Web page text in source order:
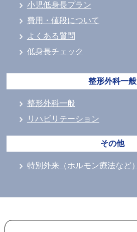
小児低身長プラン
費用・値段について
よくある質問
低身長チェック
整形外科一般
整形外科一般
リハビリテーション
その他
特別外来（ホルモン療法など）